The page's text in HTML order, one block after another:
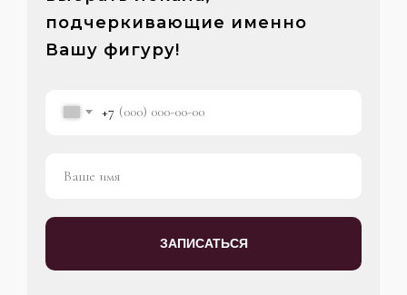
подчеркивающие именно
Вашу фигуру!
+7
ЗАПИСАТЬСЯ